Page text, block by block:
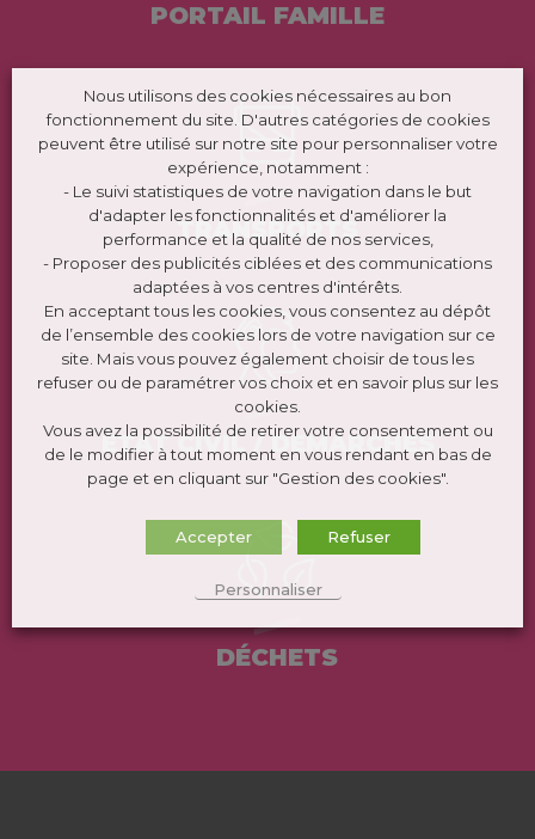
PORTAIL FAMILLE
TRANSPORTS
ÉTAT CIVIL / DEMARCHES
DÉCHETS
Nous utilisons des cookies nécessaires au bon
fonctionnement du site. D'autres catégories de cookies
peuvent être utilisé sur notre site pour personnaliser votre
expérience, notamment :
- Le suivi statistiques de votre navigation dans le but
d'adapter les fonctionnalités et d'améliorer la
performance et la qualité de nos services,
- Proposer des publicités ciblées et des communications
adaptées à vos centres d'intérêts.
En acceptant tous les cookies, vous consentez au dépôt
de l’ensemble des cookies lors de votre navigation sur ce
site. Mais vous pouvez également choisir de tous les
refuser ou de paramétrer vos choix et en savoir plus sur les
cookies.
Vous avez la possibilité de retirer votre consentement ou
de le modifier à tout moment en vous rendant en bas de
page et en cliquant sur "Gestion des cookies".
Accepter Refuser
Personnaliser